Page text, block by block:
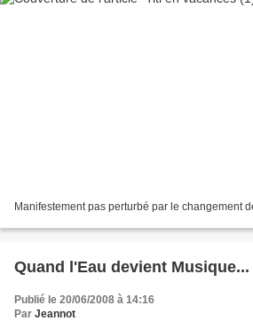
Manifestement pas perturbé par le changement
Quand l'Eau devient Musique...
Publié le 20/06/2008 à 14:16
Par Jeannot